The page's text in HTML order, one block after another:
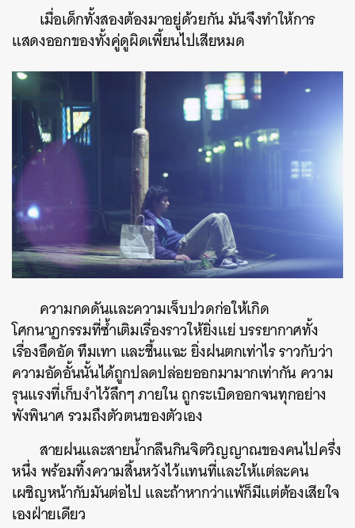
เมื่อเด็กทั้งสองต้องมาอยู่ด้วยกัน มันจึงทำให้การ
แสดงออกของทั้งคู่ดูผิดเพี้ยนไปเสียหมด
ความกดดันและความเจ็บปวดก่อให้เกิด
โศกนาฏกรรมที่ซ้ำเติมเรื่องราวให้ยิ่งแย่ บรรยากาศทั้ง
เรื่องอึดอัด ทึมเทา และชื้นแฉะ ยิ่งฝนตกเท่าไร ราวกับว่า
ความอัดอั้นนั้นได้ถูกปลดปล่อยออกมามากเท่ากัน ความ
รุนแรงที่เก็บงำไว้ลึกๆ ภายใน ถูกระเบิดออกจนทุกอย่าง
พังพินาศ รวมถึงตัวตนของตัวเอง
สายฝนและสายน้ำกลืนกินจิตวิญญาณของคนไปครึ่ง
หนึ่ง พร้อมทิ้งความสิ้นหวังไว้แทนที่และให้แต่ละคน
เผชิญหน้ากับมันต่อไป และถ้าหากว่าแพ้ก็มีแต่ต้องเสียใจ
เองฝ่ายเดียว